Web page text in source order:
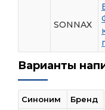
SONNAX
Варианты
Синоним Бренд